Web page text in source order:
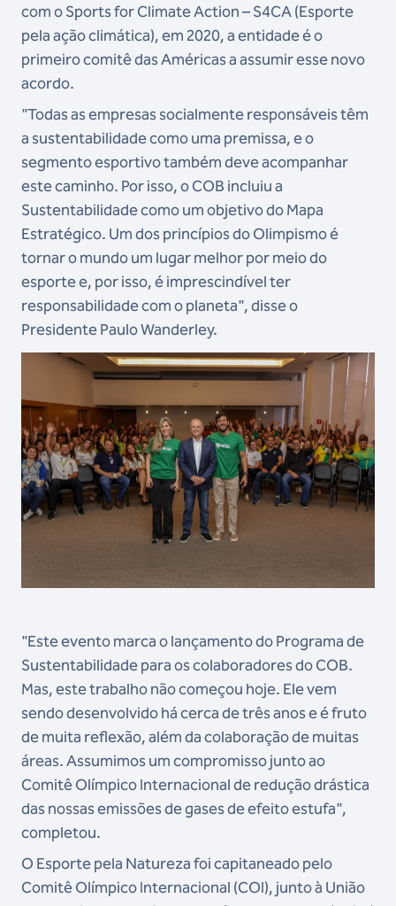
com o Sports for Climate Action – S4CA (Esporte
pela ação climática), em 2020, a entidade é o
primeiro comitê das Américas a assumir esse novo
acordo.
"Todas as empresas socialmente responsáveis têm
a sustentabilidade como uma premissa, e o
segmento esportivo também deve acompanhar
este caminho. Por isso, o COB incluiu a
Sustentabilidade como um objetivo do Mapa
Estratégico. Um dos princípios do Olimpismo é
tornar o mundo um lugar melhor por meio do
esporte e, por isso, é imprescindível ter
responsabilidade com o planeta", disse o
Presidente Paulo Wanderley.
"Este evento marca o lançamento do Programa de
Sustentabilidade para os colaboradores do COB.
Mas, este trabalho não começou hoje. Ele vem
sendo desenvolvido há cerca de três anos e é fruto
de muita reflexão, além da colaboração de muitas
áreas. Assumimos um compromisso junto ao
Comitê Olímpico Internacional de redução drástica
das nossas emissões de gases de efeito estufa",
completou.
O Esporte pela Natureza foi capitaneado pelo
Comitê Olímpico Internacional (COI), junto à União